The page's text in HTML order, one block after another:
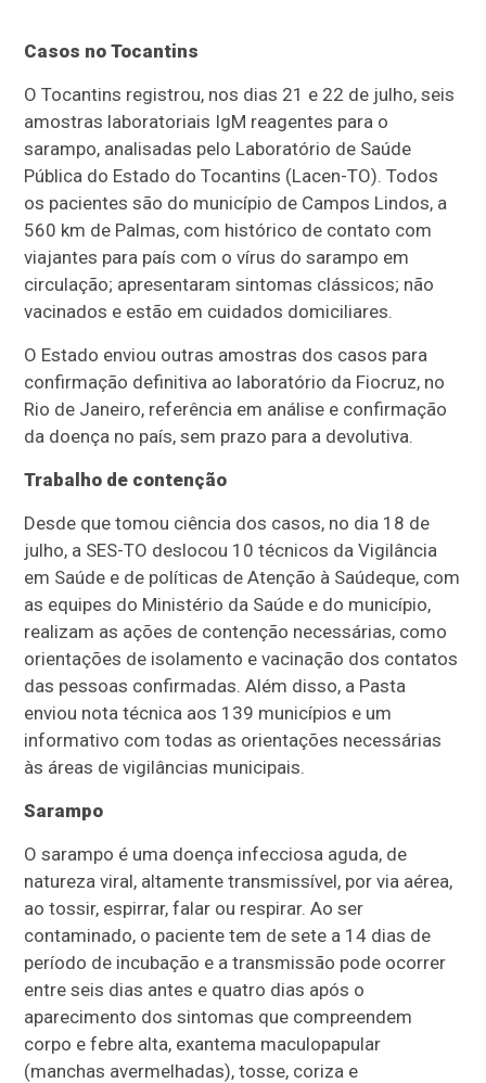
Casos no Tocantins
O Tocantins registrou, nos dias 21 e 22 de julho, seis
amostras laboratoriais IgM reagentes para o
sarampo, analisadas pelo Laboratório de Saúde
Pública do Estado do Tocantins (Lacen-TO). Todos
os pacientes são do município de Campos Lindos, a
560 km de Palmas, com histórico de contato com
viajantes para país com o vírus do sarampo em
circulação; apresentaram sintomas clássicos; não
vacinados e estão em cuidados domiciliares.
O Estado enviou outras amostras dos casos para
confirmação definitiva ao laboratório da Fiocruz, no
Rio de Janeiro, referência em análise e confirmação
da doença no país, sem prazo para a devolutiva.
Trabalho de contenção
Desde que tomou ciência dos casos, no dia 18 de
julho, a SES-TO deslocou 10 técnicos da Vigilância
em Saúde e de políticas de Atenção à Saúdeque, com
as equipes do Ministério da Saúde e do município,
realizam as ações de contenção necessárias, como
orientações de isolamento e vacinação dos contatos
das pessoas confirmadas. Além disso, a Pasta
enviou nota técnica aos 139 municípios e um
informativo com todas as orientações necessárias
às áreas de vigilâncias municipais.
Sarampo
O sarampo é uma doença infecciosa aguda, de
natureza viral, altamente transmissível, por via aérea,
ao tossir, espirrar, falar ou respirar. Ao ser
contaminado, o paciente tem de sete a 14 dias de
período de incubação e a transmissão pode ocorrer
entre seis dias antes e quatro dias após o
aparecimento dos sintomas que compreendem
corpo e febre alta, exantema maculopapular
(manchas avermelhadas), tosse, coriza e